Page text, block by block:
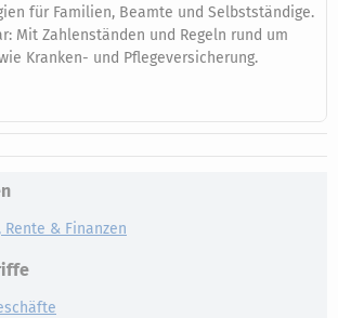
für Familien, Beamte und Selbstständige.
Mit Zahlenständen und Regeln rund um
Kranken- und Pflegeversicherung.
& Finanzen